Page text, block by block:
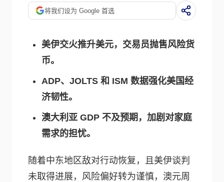
将我们设为 Google 首选
美伊交火推升美元，交易员抛售风险货
币。
ADP、JOLTS 和 ISM 数据强化美国经
济韧性。
澳大利亚 GDP 不及预期，加剧对家庭
需求的担忧。
随着中东地区敌对行动恢复，且美伊谈判
未取得进展，风险偏好转为谨慎，澳元周